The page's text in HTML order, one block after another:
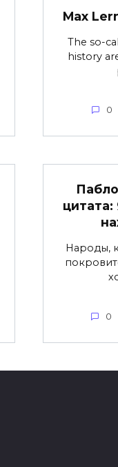
Max
The so-
history
0
Народы,
0